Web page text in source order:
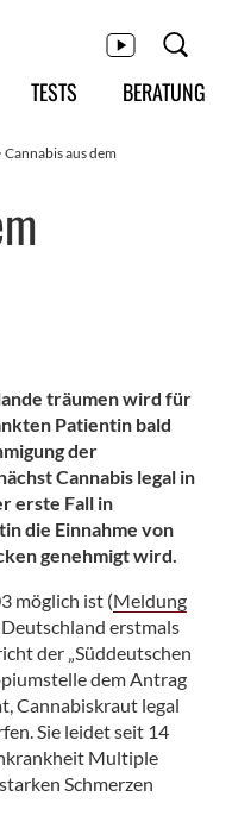
TESTS BERATUNG
Cannabis aus dem
träumen wird für
Patientin bald
der
Cannabis legal in
erste Fall in
die Einnahme von
genehmigt wird.
möglich ist (Meldung
erstmals
der „Süddeutschen
dem Antrag
Cannabiskraut legal
Sie leidet seit 14
Multiple
Schmerzen